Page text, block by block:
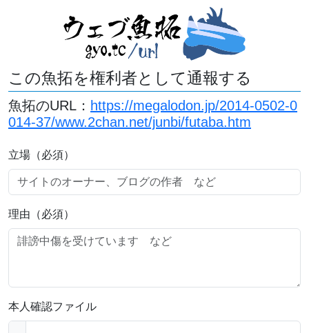
この魚拓を権利者として通報する
魚拓のURL： https://megalodon.jp/2014-0502-0
014-37/www.2chan.net/junbi/futaba.htm
立場（必須）
理由（必須）
本人確認ファイル